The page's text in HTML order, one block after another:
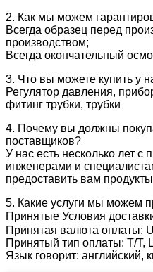
2. Как мы можем
Всегда образец перед
производством;
Всегда окончательный
3. Что вы можете купить у
Регулятор давления,
фитинг трубки, трубки
4. Почему вы должны
поставщиков?
У нас есть несколько лет
инженерами и
предоставить вам
5. Какие услуги мы можем
Принятые Условия
Принятая валюта оплаты:
Принятый тип оплаты: T/T,
Язык говорит: английский,